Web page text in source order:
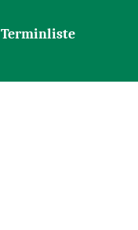
Terminliste